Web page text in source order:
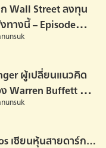
ก Wall Street ลงทุน
างนี้ – Episode
ผู้เปลี่ยนแนวคิด
Warren Buffett –
เซียนหุ้นสายดาร์ก…